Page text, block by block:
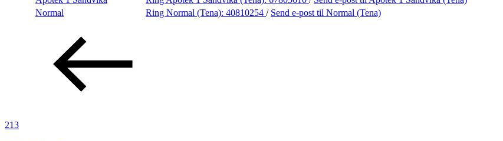
Aktiviteter
Tilbud
Merker
Normal
Ring Normal (Tena): 40810254 / Send e-post til Normal (Tena)
213